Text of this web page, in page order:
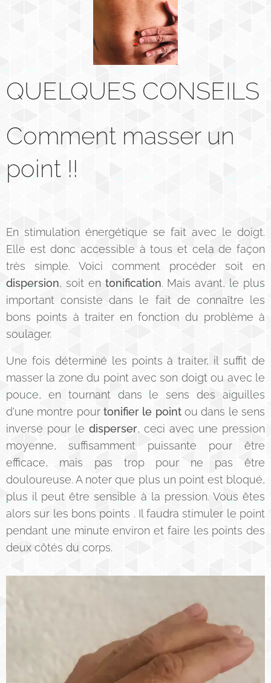
QUELQUES CONSEILS
Comment masser un
point !!
En stimulation énergétique se fait avec le doigt.
Elle est donc accessible à tous et cela de façon
très simple. Voici comment procéder soit en
dispersion, soit en tonification. Mais avant, le plus
important consiste dans le fait de connaître les
bons points à traiter en fonction du problème à
soulager.
Une fois déterminé les points à traiter, il suffit de
masser la zone du point avec son doigt ou avec le
pouce, en tournant dans le sens des aiguilles
d'une montre pour tonifier le pointou dans le sens
inverse pour le disperser, ceci avec une pression
moyenne, suffisamment puissante pour être
efficace, mais pas trop pour ne pas être
douloureuse. A noter que plus un point est bloqué,
plus il peut être sensible à la pression. Vous êtes
alors sur les bons points . Il faudra stimuler le point
pendant une minute environ et faire les points des
deux côtés du corps.